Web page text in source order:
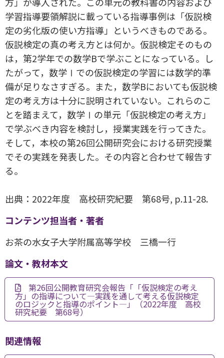
学習指導要領解説に載っている指導事例は「仮説検
定の劣化版の使い方指導」というべきものである。
仮説検定の真の考え方とは何か。仮説検定そのもの
は，第2学年での数学Bで学ぶことになっている。し
たがって，数学Ⅰでの仮説検定の学習には数学的準
備が足りなさすぎる。また，数学Bにおいても仮説検
定の考え方は十分に説明されていない。これらのこ
とを踏まえて，数学Ⅰの単元「仮説検定の考え方」
で学ぶべき内容を検討し，授業実践を行ってきた。
そして，本校の第26回公開研究会における研究授業
でその実践を発表した。その内容と合わせて報告す
る。
出典：2022年度 高校研究紀要 第68号, p.11-28.
コンテンツ担当者・著者
お茶の水女子大学附属高等学校 三橋一行
論文・教材本文
第26回公開教育研究会報告「「仮説検定の考え
方」の指導について―実践を通して考える仮説検定
のロジックと指導のポイント―」（2022年度 高校
研究紀要 第68号）
関連情報